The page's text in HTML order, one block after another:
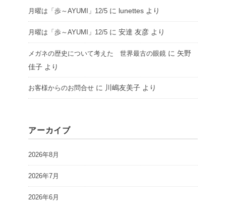
月曜は「歩～AYUMI」12/5 に lunettes より
月曜は「歩～AYUMI」12/5 に 安達 友彦 より
メガネの歴史について考えた 世界最古の眼鏡 に 矢野
佳子 より
お客様からのお問合せ に 川嶋友美子 より
アーカイブ
2026年8月
2026年7月
2026年6月